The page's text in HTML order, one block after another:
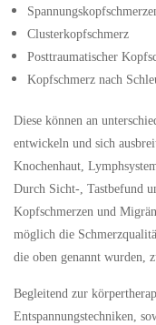
Clusterkopfschmerz
Posttraumatischer
Kopfschmerz nach
Diese können an
entwickeln und sich
Knochenhaut,
Durch Sicht-, Tastbefund
Kopfschmerzen und
möglich die
die oben genannt wurden,
Begleitend zur
Entspannungstechniken,